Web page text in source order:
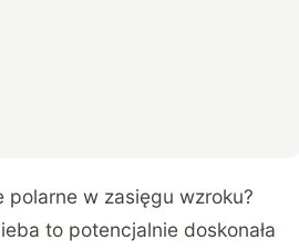
polarne w zasięgu wzroku?
to potencjalnie doskonała